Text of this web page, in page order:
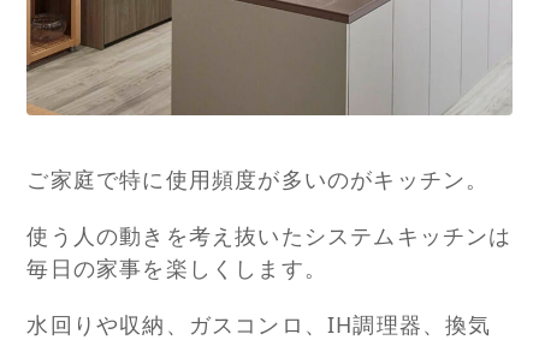
ご家庭で特に使用頻度が多いのがキッチン。
使う人の動きを考え抜いたシステムキッチンは
毎日の家事を楽しくします。
水回りや収納、ガスコンロ、IH調理器、換気